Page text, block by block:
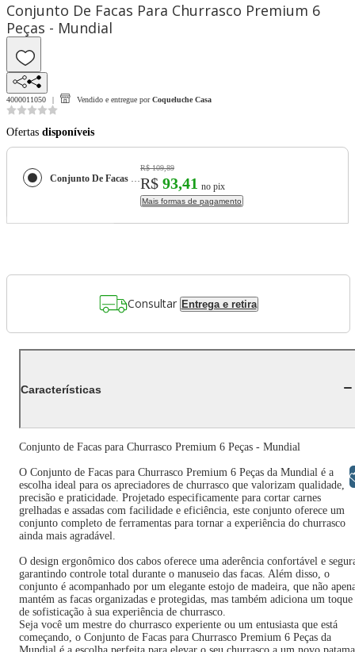
Conjunto De Facas Para Churrasco Premium 6
Peças - Mundial
4000011050 Vendido e entregue por Coqueluche Casa
Ofertas disponíveis
Conjunto De Facas Para Churrasco Premium 6 Peças - Mundial
R$ 109,89
R$ 93,41 no pix
Mais formas de pagamento
Consultar Entrega e retira
Características
Conjunto de Facas para Churrasco Premium 6 Peças - Mundial
O Conjunto de Facas para Churrasco Premium 6 Peças da Mundial é a
escolha ideal para os apreciadores de churrasco que valorizam qualidade,
precisão e praticidade. Projetado especificamente para cortar carnes
grelhadas e assadas com facilidade e eficiência, este conjunto oferece um
conjunto completo de ferramentas para tornar a experiência do churrasco
ainda mais agradável.
O design ergonômico dos cabos oferece uma aderência confortável e
garantindo controle total durante o manuseio das facas. Além disso, o
conjunto é acompanhado por um elegante estojo de madeira, que não
mantém as facas organizadas e protegidas, mas também adiciona um toque
de sofisticação à sua experiência de churrasco.
Seja você um mestre do churrasco experiente ou um entusiasta que está
começando, o Conjunto de Facas para Churrasco Premium 6 Peças da
Libras